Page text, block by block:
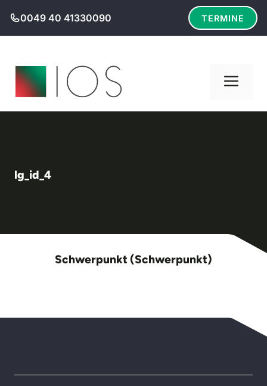
Inhalt
springen
0049 40 41330090 TERMINE
lg_id_4
Schwerpunkt (Schwerpunkt)